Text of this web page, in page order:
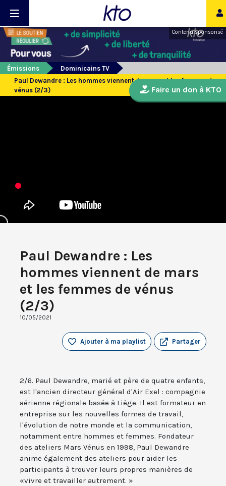
Contenu sponsorisé
Émissions
Dominicains TV
Paul Dewandre : Les hommes viennent de mars et les femmes de
vénus (2/3)
Paul Dewandre : Les
hommes viennent de mars
et les femmes de vénus
(2/3)
10/05/2021
Partager
Ajouter à ma playlist
2/6. Paul Dewandre, marié et père de quatre enfants,
est l'ancien directeur général d'Air Exel : compagnie
aérienne régionale basée à Liège. Il est formateur en
entreprise sur les nouvelles formes de travail,
l'évolution de notre monde et la communication,
notamment entre hommes et femmes. Fondateur
des ateliers Mars Vénus en 1998, Paul Dewandre
anime également des ateliers pour aider les
participants à trouver leurs propres manières de
«vivre et travailler autrement. »
Faire un don à KTO